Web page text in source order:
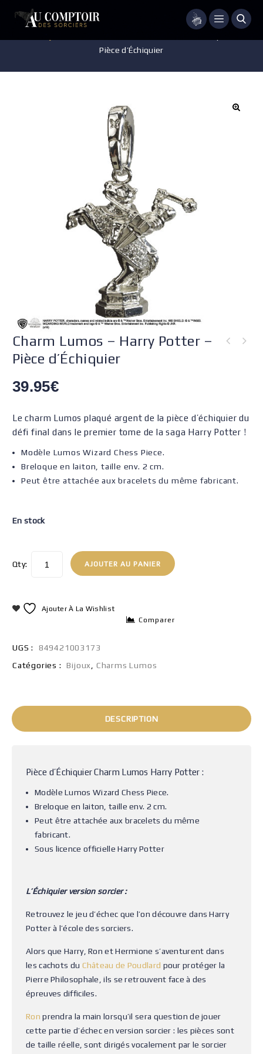
Menu
Pièce d’Échiquier
Charm Lumos – Harry Potter –
Pièce d’Échiquier
39.95€
Le charm Lumos plaqué argent de la pièce d’échiquier du
défi final dans le premier tome de la saga Harry Potter !
Modèle Lumos Wizard Chess Piece.
Breloque en laiton, taille env. 2 cm.
Peut être attachée aux bracelets du même fabricant.
En stock
Qty: AJOUTER AU PANIER
Ajouter À La Wishlist
Comparer
UGS :
849421003173
Catégories :
Bijoux Charms Lumos
DESCRIPTION
Pièce d’Échiquier Charm Lumos Harry Potter :
Modèle Lumos Wizard Chess Piece.
Breloque en laiton, taille env. 2 cm.
Peut être attachée aux bracelets du même
fabricant.
Sous licence officielle Harry Potter
L’Échiquier version sorcier :
Retrouvez le jeu d’échec que l’on découvre dans Harry
Potter à l’école des sorciers.
Alors que Harry, Ron et Hermione s’aventurent dans
les cachots du Château de Poudlard pour protéger la
Pierre Philosophale, ils se retrouvent face à des
épreuves difficiles.
Ron prendra la main lorsqu’il sera question de jouer
cette partie d’échec en version sorcier : les pièces sont
de taille réelle, sont dirigés vocalement par le sorcier